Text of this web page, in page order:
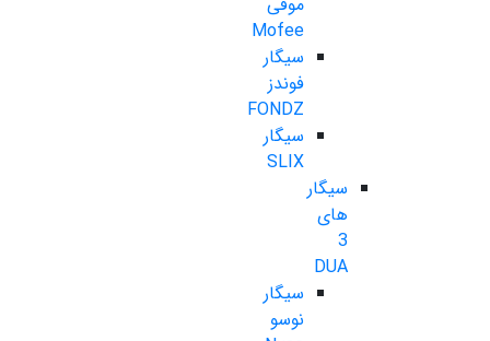
Mofee
سیگار
فوندز
FONDZ
سیگار
SLIX
سیگار
های
3
DUA
سیگار
نوسو